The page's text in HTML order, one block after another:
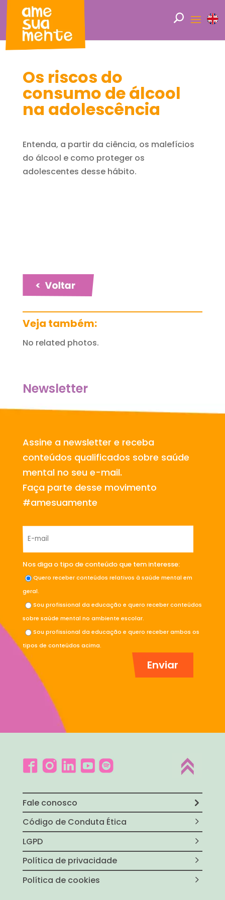
Os riscos do
consumo de álcool
na adolescência
Entenda, a partir da ciência, os malefícios
do álcool e como proteger os
adolescentes desse hábito.
Veja também:
No related photos.
Newsletter
Assine a newsletter e receba
conteúdos qualificados sobre saúde
mental no seu e-mail.
Faça parte desse movimento
#amesuamente
Nos diga o tipo de conteúdo que tem interesse:
Quero receber conteúdos relativos à saúde mental em
geral.
Sou profissional da educação e quero receber conteúdos
sobre saúde mental no ambiente escolar.
Sou profissional da educação e quero receber ambos os
tipos de conteúdos acima.
Fale conosco
Código de Conduta Ética
LGPD
Política de privacidade
Política de cookies